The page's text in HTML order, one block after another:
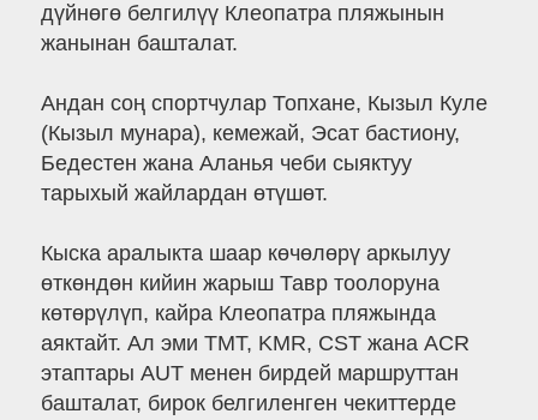
дүйнөгө белгилүү Клеопатра пляжынын
жанынан башталат.
Андан соң спортчулар Топхане, Кызыл Куле
(Кызыл мунара), кемежай, Эсат бастиону,
Бедестен жана Аланья чеби сыяктуу
тарыхый жайлардан өтүшөт.
Кыска аралыкта шаар көчөлөрү аркылуу
өткөндөн кийин жарыш Тавр тоолоруна
көтөрүлүп, кайра Клеопатра пляжында
аяктайт. Ал эми TMT, KMR, CST жана ACR
этаптары AUT менен бирдей маршруттан
башталат, бирок белгиленген чекиттерде